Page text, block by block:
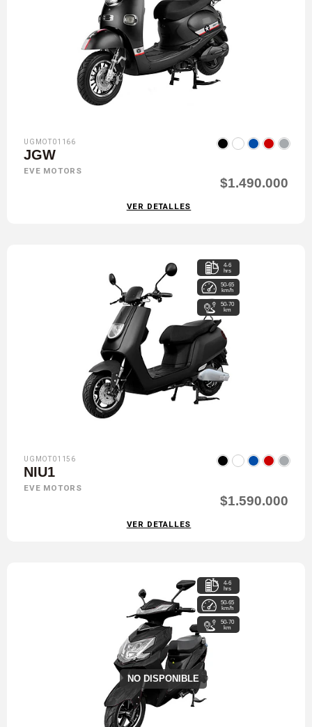
UGMOT01166
JGW
EVE MOTORS
$1.490.000
VER DETALLES
4-6
hrs
50-65
km/h
50-70
km
UGMOT01156
NIU1
EVE MOTORS
$1.590.000
VER DETALLES
NO DISPONIBLE
4-6
hrs
50-65
km/h
50-70
km